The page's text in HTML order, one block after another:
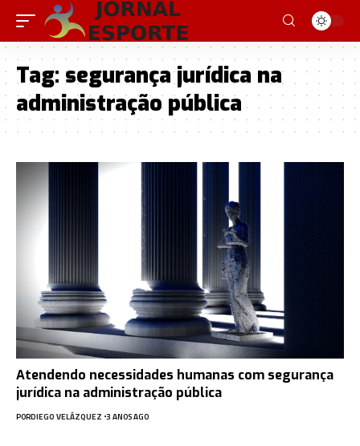
Tag: segurança jurídica na
administração pública
Atendendo necessidades humanas com segurança
jurídica na administração pública
PORDIEGO VELÁZQUEZ 3 ANOS AGO